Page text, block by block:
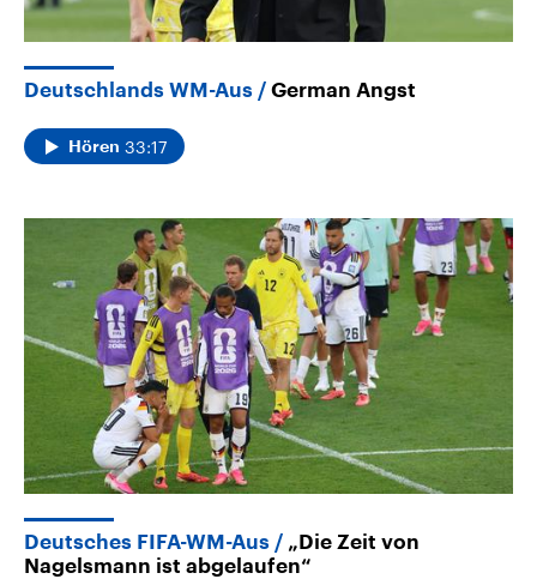
Deutschlands WM-Aus German Angst
Hören 33:17
Deutsches FIFA-WM-Aus
„Die Zeit von
Nagelsmann ist abgelaufen“